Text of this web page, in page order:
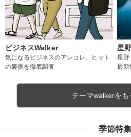
ビジネスWalker
気になるビジネスのアレコレ、ヒット
の裏側を徹底調査
星
星野
最新
テーマwalkerをも
季節特集